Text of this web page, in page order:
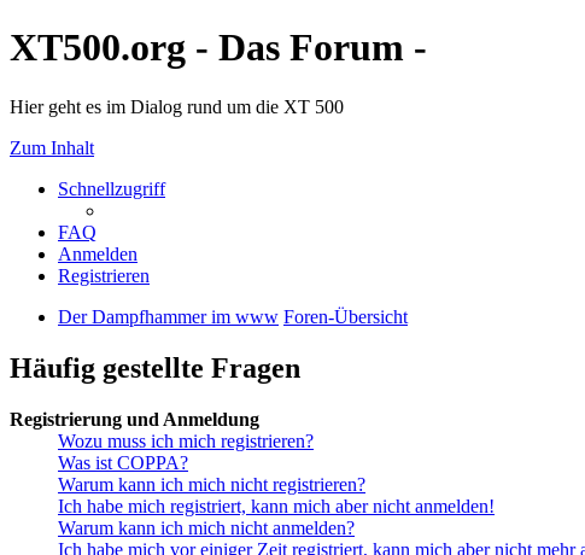
XT500.org - Das Forum -
Hier geht es im Dialog rund um die XT 500
Zum Inhalt
Schnellzugriff
FAQ
Anmelden
Registrieren
Der Dampfhammer im www Foren-Übersicht
Häufig gestellte Fragen
Registrierung und Anmeldung
Wozu muss ich mich registrieren?
Was ist COPPA?
Warum kann ich mich nicht registrieren?
Ich habe mich registriert, kann mich aber nicht anmelden!
Warum kann ich mich nicht anmelden?
Ich habe mich vor einiger Zeit registriert, kann mich aber nicht mehr